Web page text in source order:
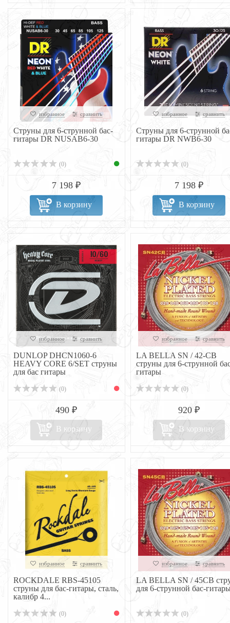
избранное сравнить
Струны для 6-струнной бас-
гитары DR NUSAB6-30
(0)
7 198 ₽
В корзину
избранное сравнить
Струны для 6-струнной
гитары DR NWB6-30
(0)
7 198 ₽
В корзину
избранное сравнить
DUNLOP DHCN1060-6
HEAVY CORE 6/SET струны
для бас гитары
(0)
490 ₽
В корзину
избранное сравнить
LA BELLA SN / 42-CB
струны для 6-струнной
гитары
(0)
920 ₽
В корзину
избранное сравнить
ROCKDALE RBS-45105
струны для бас-гитары, сталь,
калибр 4...
(0)
избранное сравнить
LA BELLA SN / 45CB
для 6-струнной бас-
(0)